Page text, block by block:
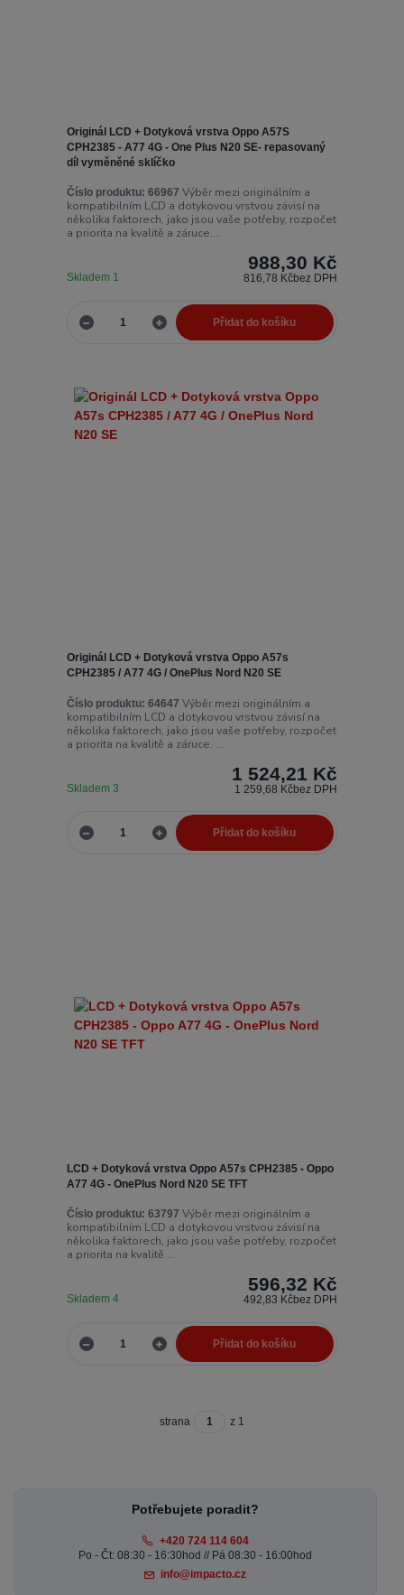
Originál LCD + Dotyková vrstva Oppo A57S
CPH2385 - A77 4G - One Plus N20 SE- repasovaný
díl vyměněné sklíčko
Číslo produktu: 66967 Výběr mezi originálním a
kompatibilním LCD a dotykovou vrstvou závisí na
několika faktorech, jako jsou vaše potřeby, rozpočet
a priorita na kvalitě a záruce....
988,30 Kč
816,78 Kčbez DPH
Skladem 1
Přidat do košíku
Originál LCD + Dotyková vrstva Oppo A57s
CPH2385 / A77 4G / OnePlus Nord N20 SE
Číslo produktu: 64647 Výběr mezi originálním a
kompatibilním LCD a dotykovou vrstvou závisí na
několika faktorech, jako jsou vaše potřeby, rozpočet
a priorita na kvalitě a záruce. ...
1 524,21 Kč
1 259,68 Kčbez DPH
Skladem 3
Přidat do košíku
LCD + Dotyková vrstva Oppo A57s CPH2385 - Oppo
A77 4G - OnePlus Nord N20 SE TFT
Číslo produktu: 63797 Výběr mezi originálním a
kompatibilním LCD a dotykovou vrstvou závisí na
několika faktorech, jako jsou vaše potřeby, rozpočet
a priorita na kvalitě ...
596,32 Kč
492,83 Kčbez DPH
Skladem 4
Přidat do košíku
strana z 1
Potřebujete poradit?
+420 724 114 604
Po - Čt: 08:30 - 16:30hod // Pá 08:30 - 16:00hod
info@impacto.cz